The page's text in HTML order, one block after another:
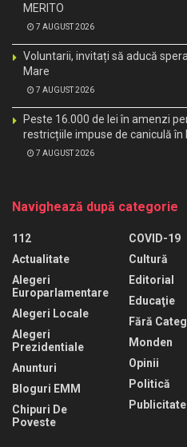
MERITO
7 AUGUST 2026
Voluntarii, invitați să aducă
Mare
7 AUGUST 2026
Peste 16.000 de lei în amenzi
restricțiile impuse de caniculă
7 AUGUST 2026
Navighează după categorie
112
Actualitate
Alegeri
Europarlamentare
Alegeri Locale
Alegeri
Prezidentiale
Anunturi
Bloguri EMM
Chipuri De
Poveste
COVID-19
Cultură
Editorial
Educaţie
Fără
Monden
Opinii
Politică
Publicitate